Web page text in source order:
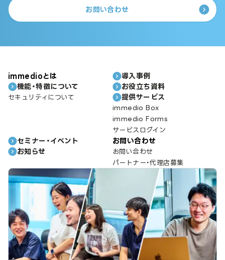
お問い合わせ
immedioとは
機能・特徴について
セキュリティについて
導入事例
お役立ち資料
提供サービス
immedio Box
immedio Forms
サービスログイン
セミナー・イベント
お知らせ
お問い合わせ
お問い合わせ
パートナー・代理店募集